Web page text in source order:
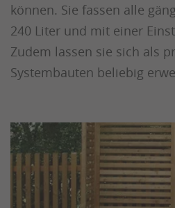
können. Sie fassen alle
240 Liter und mit einer
Zudem lassen sie sich als
Systembauten beliebig